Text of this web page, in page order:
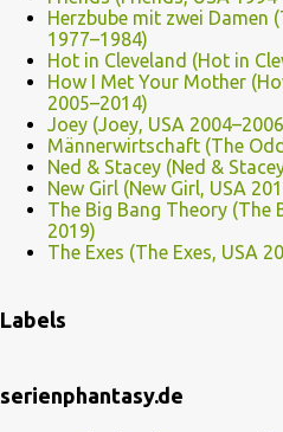
Herzbube mit zwei Damen
1977–1984)
Hot in Cleveland (Hot in
How I Met Your Mother
2005–2014)
Joey (Joey, USA
Männerwirtschaft (The
Ned & Stacey (Ned &
New Girl (New Girl, USA
The Big Bang Theory (The
2019)
The Exes (The Exes, USA
Labels
serienphantasy.de